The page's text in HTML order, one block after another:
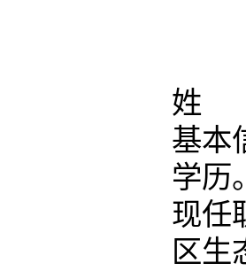
姓
基本
学历
现任
区生